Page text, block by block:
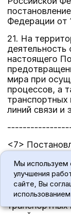
Федерации от
21. На
настоящего
мира при
процессов, а
транспортных
линий связи и
<7>
"Об
мира при
процессов, а
транспортных
Мы используем
улучшения
сайте, Вы
использованием